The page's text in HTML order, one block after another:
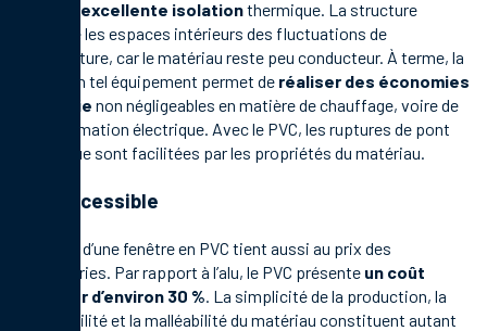
par une excellente isolationthermique. La structure
préserve les espaces intérieurs des fluctuations de
température, car le matériau reste peu conducteur. À terme, la
pose d’un tel équipement permet de réaliser des économies
d’énergie non négligeables en matière de chauffage, voire de
consommation électrique. Avec le PVC, les ruptures de pont
thermique sont facilitées par les propriétés du matériau.
Prix accessible
Le choix d’une fenêtre en PVC tient aussi au prix des
menuiseries. Par rapport à l’alu, le PVC présente un coût
inférieur d’environ 30 %. La simplicité de la production, la
disponibilité et la malléabilité du matériau constituent autant